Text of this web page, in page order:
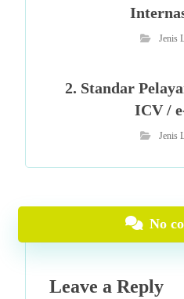
Jenis
2. Standar
ICV /
Jenis
No
Leave a Reply